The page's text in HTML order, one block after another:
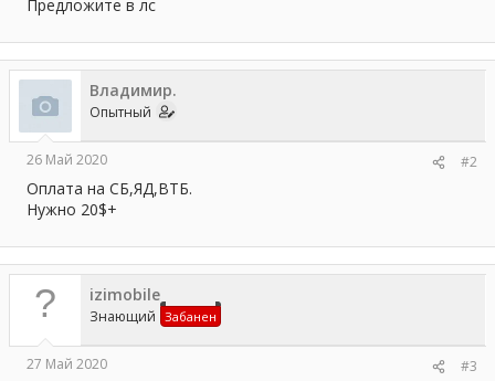
Предложите в лс
Владимир.
Опытный
26 Май 2020 #2
Оплата на СБ,ЯД,ВТБ.
Нужно 20$+
izimobile
Знающий Забанен
27 Май 2020 #3